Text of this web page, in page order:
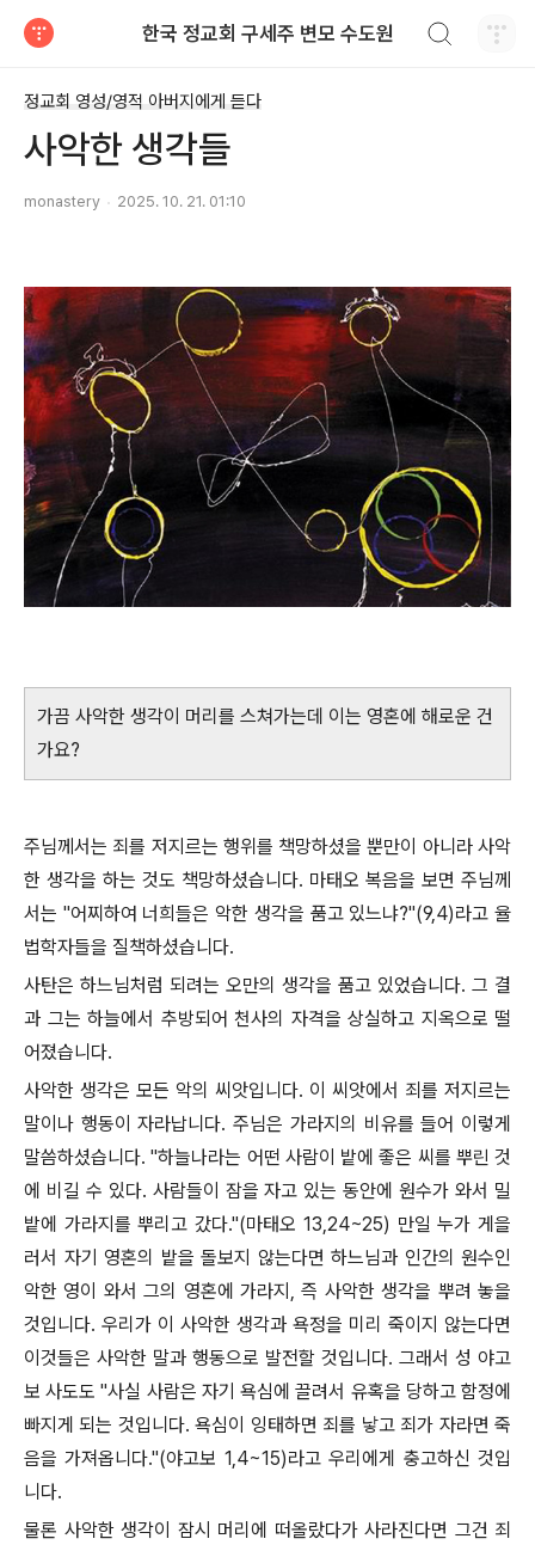
한국 정교회 구세주 변모 수도원
정교회 영성/영적 아버지에게 듣다
사악한 생각들
monastery 2025. 10. 21. 01:10
가끔 사악한 생각이 머리를 스쳐가는데 이는 영혼에 해로운 건
가요?
주님께서는 죄를 저지르는 행위를 책망하셨을 뿐만이 아니라 사악
한 생각을 하는 것도 책망하셨습니다. 마태오 복음을 보면 주님께
서는 "어찌하여 너희들은 악한 생각을 품고 있느냐?"(9,4)라고 율
법학자들을 질책하셨습니다.
사탄은 하느님처럼 되려는 오만의 생각을 품고 있었습니다. 그 결
과 그는 하늘에서 추방되어 천사의 자격을 상실하고 지옥으로 떨
어졌습니다.
사악한 생각은 모든 악의 씨앗입니다. 이 씨앗에서 죄를 저지르는
말이나 행동이 자라납니다. 주님은 가라지의 비유를 들어 이렇게
말씀하셨습니다. "하늘나라는 어떤 사람이 밭에 좋은 씨를 뿌린 것
에 비길 수 있다. 사람들이 잠을 자고 있는 동안에 원수가 와서 밀
밭에 가라지를 뿌리고 갔다."(마태오 13,24~25) 만일 누가 게을
러서 자기 영혼의 밭을 돌보지 않는다면 하느님과 인간의 원수인
악한 영이 와서 그의 영혼에 가라지, 즉 사악한 생각을 뿌려 놓을
것입니다. 우리가 이 사악한 생각과 욕정을 미리 죽이지 않는다면
이것들은 사악한 말과 행동으로 발전할 것입니다. 그래서 성 야고
보 사도도 "사실 사람은 자기 욕심에 끌려서 유혹을 당하고 함정에
빠지게 되는 것입니다. 욕심이 잉태하면 죄를 낳고 죄가 자라면 죽
음을 가져옵니다."(야고보 1,4~15)라고 우리에게 충고하신 것입
니다.
물론 사악한 생각이 잠시 머리에 떠올랐다가 사라진다면 그건 죄